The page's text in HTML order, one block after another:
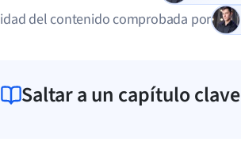
del contenido comprobada por
Saltar a un capítulo clave